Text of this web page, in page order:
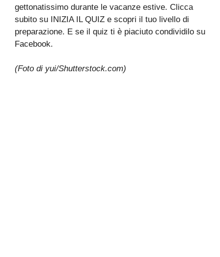
gettonatissimo durante le vacanze estive. Clicca
subito su INIZIA IL QUIZ e scopri il tuo livello di
preparazione. E se il quiz ti è piaciuto condividilo su
Facebook.
(Foto di yui/Shutterstock.com)